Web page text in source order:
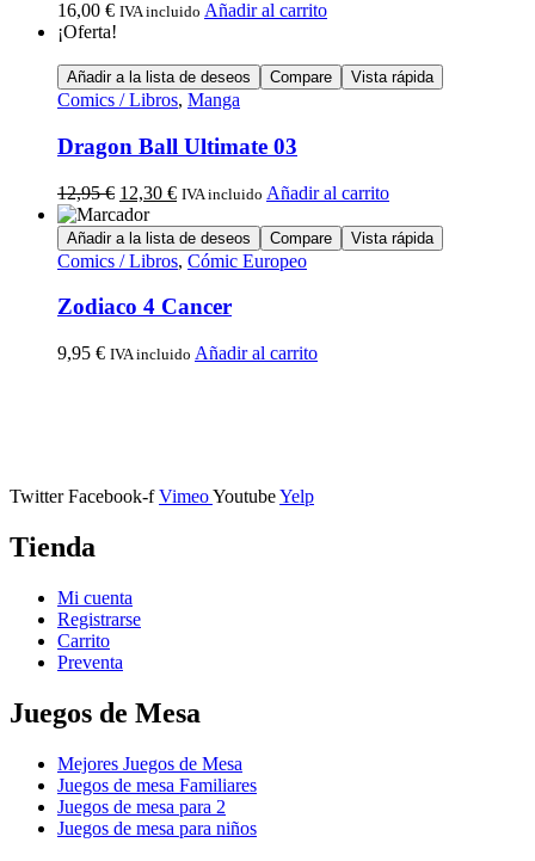
16,00 € IVA incluido Añadir al carrito
¡Oferta!
Añadir a la lista de deseos Compare Vista rápida
Comics / Libros, Manga
Dragon Ball Ultimate 03
12,95€ 12,30 € IVA incluido Añadir al carrito
Añadir a la lista de deseos Compare Vista rápida
Comics / Libros, Cómic Europeo
Zodiaco 4 Cancer
9,95 € IVA incluido Añadir al carrito
Twitter Facebook-f VimeoYoutubeYelp
Tienda
Mi cuenta
Registrarse
Carrito
Preventa
Juegos de Mesa
Mejores Juegos de Mesa
Juegos de mesa Familiares
Juegos de mesa para 2
Juegos de mesa para niños